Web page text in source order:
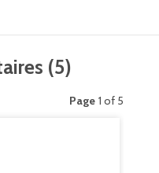
(5)
Page 1 of 5